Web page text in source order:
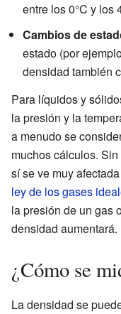
entre los 0°C y los
Cambios de
estado (por
densidad también
Para líquidos y
la presión y la
a menudo se
muchos cálculos.
sí se ve muy
ley de los gases
la presión de un gas
densidad aumentará.
¿Cómo se
La densidad se